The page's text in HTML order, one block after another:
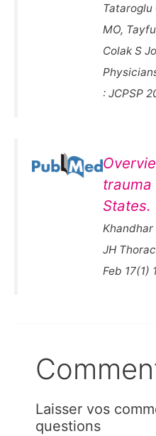
Tataroglu
MO,
Colak S
: JCPSP
States.
Khandhar
JH
Feb 17(1)
Laisser vos
questions